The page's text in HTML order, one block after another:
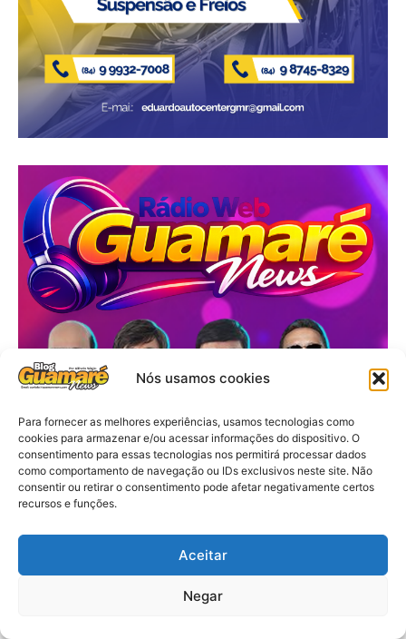
Nós usamos cookies
Para fornecer as melhores experiências, usamos tecnologias como
cookies para armazenar e/ou acessar informações do dispositivo. O
consentimento para essas tecnologias nos permitirá processar dados
como comportamento de navegação ou IDs exclusivos neste site. Não
consentir ou retirar o consentimento pode afetar negativamente certos
recursos e funções.
Aceitar
Negar